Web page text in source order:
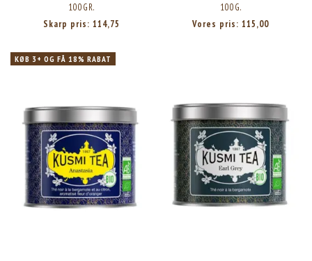
100GR.
Skarp pris: 114,75
100G.
Vores pris: 115,00
KØB 3+ OG FÅ 18% RABAT